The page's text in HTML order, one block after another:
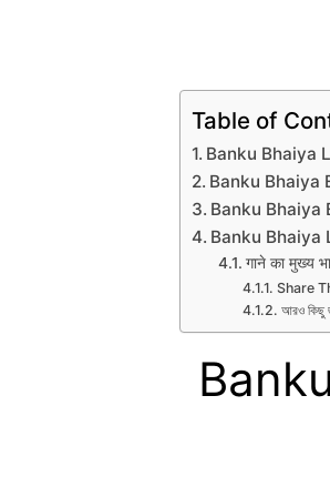
Table of
Banku Bhaiya
Banku Bhaiya
Banku Bhaiya
Banku Bhaiya
गाने का मुख्य
Share
আরও কিছু